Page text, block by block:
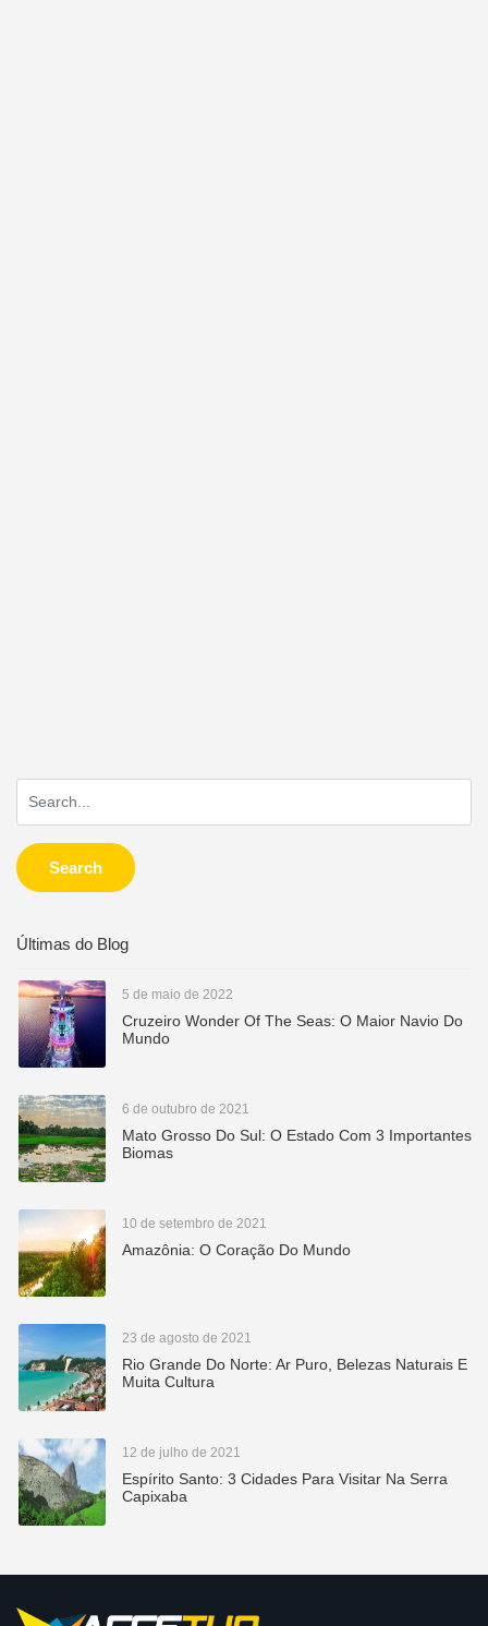
Search
Últimas do Blog
5 de maio de 2022
Cruzeiro Wonder Of The Seas: O Maior Navio Do
Mundo
6 de outubro de 2021
Mato Grosso Do Sul: O Estado Com 3 Importantes
Biomas
10 de setembro de 2021
Amazônia: O Coração Do Mundo
23 de agosto de 2021
Rio Grande Do Norte: Ar Puro, Belezas Naturais E
Muita Cultura
12 de julho de 2021
Espírito Santo: 3 Cidades Para Visitar Na Serra
Capixaba